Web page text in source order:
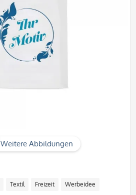
Weitere Abbildungen
Textil Freizeit Werbeidee